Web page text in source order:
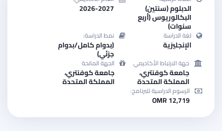
الدبلوم (سنتين)
البكالوريوس (أربع
سنوات)
2026-2027
لغة الدراسة
الإنجليزية
نمط الدراسة:
(بدوام كامل/بدوام
جزئي)
جهة الارتباط الأكاديمي
جامعة كوفنتري،
المملكة المتحدة
الجهة المانحة
جامعة كوفنتري،
المملكة المتحدة
الرسوم الدراسية للبرنامج:
OMR 12,719